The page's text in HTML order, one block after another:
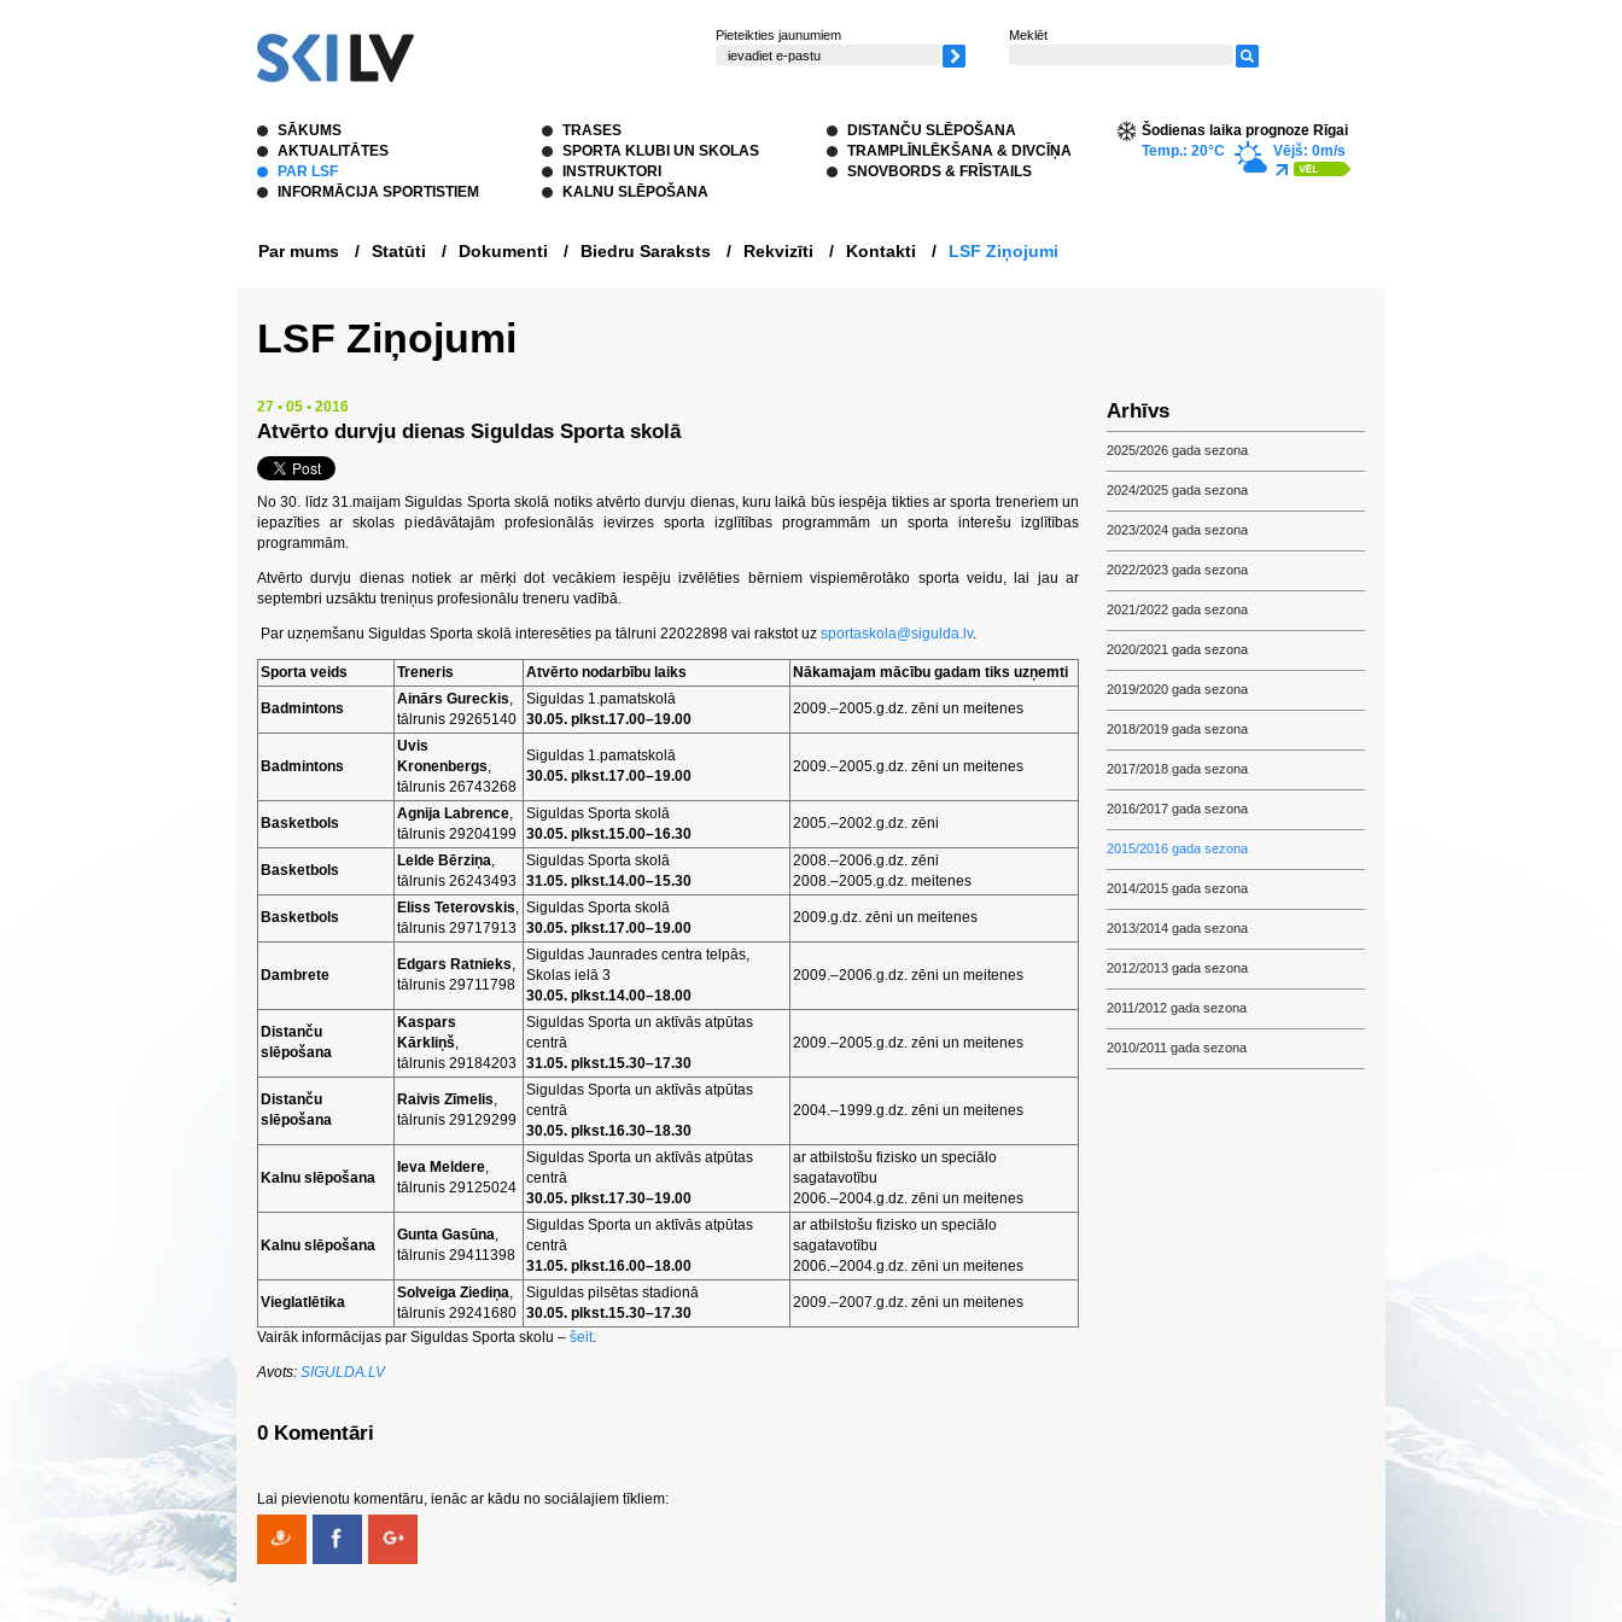
Pieteikties jaunumiem Meklēt
SĀKUMS
AKTUALITĀTES
PAR LSF
INFORMĀCIJA SPORTISTIEM
TRASES
SPORTA KLUBI UN SKOLAS
INSTRUKTORI
KALNU SLĒPOŠANA
DISTANČU SLĒPOŠANA
TRAMPLĪNLĒKŠANA & DIVCĪŅA
SNOVBORDS & FRĪSTAILS
Šodienas laika prognoze Rīgai
Temp.: 20°C
Vējš: 0m/s
Par mums / Statūti / Dokumenti / Biedru Saraksts / Rekvizīti / Kontakti / LSF Ziņojumi
LSF Ziņojumi
27 • 05 • 2016
Atvērto durvju dienas Siguldas Sporta skolā
No 30. līdz 31.maijam Siguldas Sporta skolā notiks atvērto durvju dienas, kuru laikā būs iespēja tikties ar sporta treneriem un
iepazīties ar skolas piedāvātajām profesionālās ievirzes sporta izglītības programmām un sporta interešu izglītības
programmām.
Atvērto durvju dienas notiek ar mērķi dot vecākiem iespēju izvēlēties bērniem vispiemērotāko sporta veidu, lai jau ar
septembri uzsāktu treniņus profesionālu treneru vadībā.
Par uzņemšanu Siguldas Sporta skolā interesēties pa tālruni 22022898 vai rakstot uz sportaskola@sigulda.lv.
Sporta veids Treneris Atvērto nodarbību laiks Nākamajam mācību gadam tiks uzņemti
Badmintons
Ainārs Gureckis,
tālrunis 29265140
Siguldas 1.pamatskolā
30.05. plkst.17.00–19.00
2009.–2005.g.dz. zēni un meitenes
Badmintons
Uvis
Kronenbergs,
tālrunis 26743268
Siguldas 1.pamatskolā
30.05. plkst.17.00–19.00
2009.–2005.g.dz. zēni un meitenes
Basketbols
Agnija Labrence,
tālrunis 29204199
Siguldas Sporta skolā
30.05. plkst.15.00–16.30
2005.–2002.g.dz. zēni
Basketbols
Lelde Bērziņa,
tālrunis 26243493
Siguldas Sporta skolā
31.05. plkst.14.00–15.30
2008.–2006.g.dz. zēni
2008.–2005.g.dz. meitenes
Basketbols
Eliss Teterovskis,
tālrunis 29717913
Siguldas Sporta skolā
30.05. plkst.17.00–19.00
2009.g.dz. zēni un meitenes
Dambrete
Edgars Ratnieks,
tālrunis 29711798
Siguldas Jaunrades centra telpās,
Skolas ielā 3
30.05. plkst.14.00–18.00
2009.–2006.g.dz. zēni un meitenes
Distanču
slēpošana
Kaspars
Kārkliņš,
tālrunis 29184203
Siguldas Sporta un aktīvās atpūtas
centrā
31.05. plkst.15.30–17.30
2009.–2005.g.dz. zēni un meitenes
Distanču
slēpošana
Raivis Zīmelis,
tālrunis 29129299
Siguldas Sporta un aktīvās atpūtas
centrā
30.05. plkst.16.30–18.30
2004.–1999.g.dz. zēni un meitenes
Kalnu slēpošana
Ieva Meldere,
tālrunis 29125024
Siguldas Sporta un aktīvās atpūtas
centrā
30.05. plkst.17.30–19.00
ar atbilstošu fizisko un speciālo
sagatavotību
2006.–2004.g.dz. zēni un meitenes
Kalnu slēpošana
Gunta Gasūna,
tālrunis 29411398
Siguldas Sporta un aktīvās atpūtas
centrā
31.05. plkst.16.00–18.00
ar atbilstošu fizisko un speciālo
sagatavotību
2006.–2004.g.dz. zēni un meitenes
Vieglatlētika
Solveiga Ziediņa,
tālrunis 29241680
Siguldas pilsētas stadionā
30.05. plkst.15.30–17.30
2009.–2007.g.dz. zēni un meitenes
Vairāk informācijas par Siguldas Sporta skolu – šeit.
Avots: SIGULDA.LV
0 Komentāri
Lai pievienotu komentāru, ienāc ar kādu no sociālajiem tīkliem:
Arhīvs
2025/2026 gada sezona
2024/2025 gada sezona
2023/2024 gada sezona
2022/2023 gada sezona
2021/2022 gada sezona
2020/2021 gada sezona
2019/2020 gada sezona
2018/2019 gada sezona
2017/2018 gada sezona
2016/2017 gada sezona
2015/2016 gada sezona
2014/2015 gada sezona
2013/2014 gada sezona
2012/2013 gada sezona
2011/2012 gada sezona
2010/2011 gada sezona